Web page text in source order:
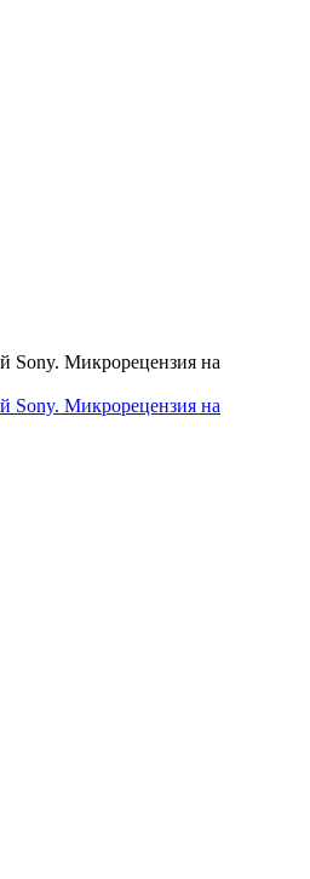
Sony. Микрорецензия на
Sony. Микрорецензия на